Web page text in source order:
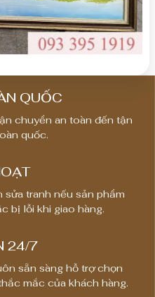
QUỐC
chuyển an toàn đến tận
quốc.
tranh nếu sản phẩm
bị lỗi khi giao hàng.
24/7
sẵn sàng hỗ trợ chọn
mắc của khách hàng.